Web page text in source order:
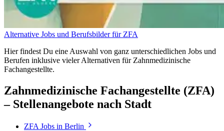
Alternative Jobs und Berufsbilder für ZFA
Hier findest Du eine Auswahl von ganz unterschiedlichen Jobs und
Berufen inklusive vieler Alternativen für Zahnmedizinische
Fachangestellte.
Zahnmedizinische Fachangestellte (ZFA)
– Stellenangebote nach Stadt
ZFA Jobs in Berlin